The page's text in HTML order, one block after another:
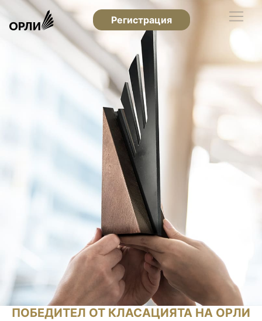
Регистрация
ПОБЕДИТЕЛ ОТ КЛАСАЦИЯТА НА ОРЛИ